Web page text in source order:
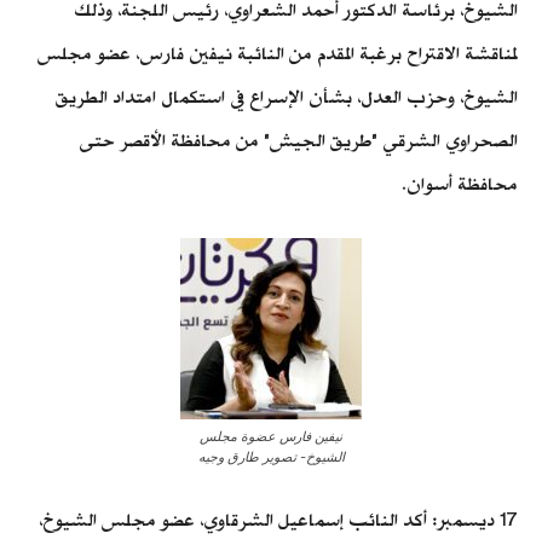
الشيوخ، برئاسة الدكتور أحمد الشعراوي، رئيس اللجنة، وذلك
لمناقشة الاقتراح برغبة المقدم من النائبة نيفين فارس، عضو مجلس
الشيوخ، وحزب العدل، بشأن الإسراع في استكمال امتداد الطريق
الصحراوي الشرقي "طريق الجيش" من محافظة الأقصر حتى
محافظة أسوان.
نيفين فارس عضوة مجلس
الشيوخ- تصوير طارق وجيه
17 ديسمبر: أكد النائب إسماعيل الشرقاوي، عضو مجلس الشيوخ،